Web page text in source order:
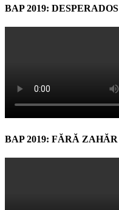
BAP 2019: DESPERADOS
BAP 2019: FĂRĂ ZAHĂR